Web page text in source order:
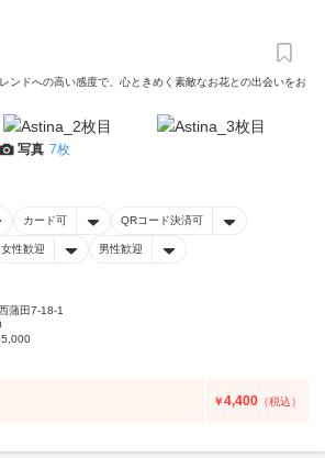
ンドへの高い感度で、心ときめく素敵なお花との出会いをお
写真 7枚
カード可 QRコード決済可
女性歓迎 男性歓迎
蒲田7-18-1
￥4,400 （税込）